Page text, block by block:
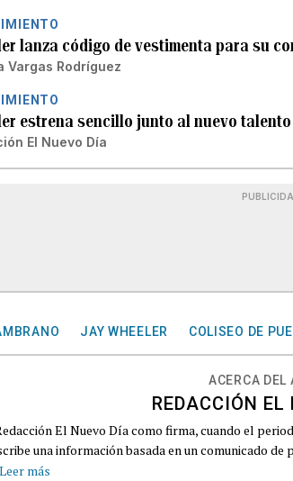
lanza código de vestimenta para su
Vargas Rodríguez
estrena sencillo junto al nuevo
El Nuevo Día
JAY WHEELER COLISEO DE
ACERCA DEL
REDACCIÓN
El Nuevo Día como firma, cuando el
una información basada en un comunicado
Leer más